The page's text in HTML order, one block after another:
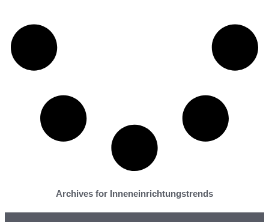
Archives for Inneneinrichtungstrends